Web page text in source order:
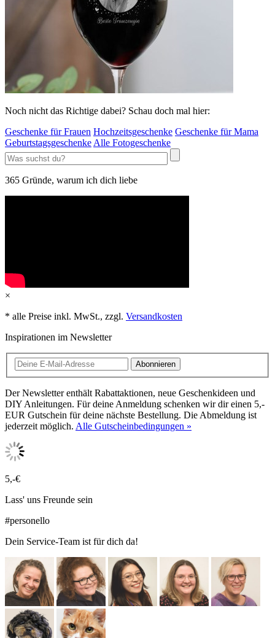
Noch nicht das Richtige dabei? Schau doch mal hier:
Geschenke für Frauen Hochzeitsgeschenke Geschenke für Mama
Geburtstagsgeschenke Alle Fotogeschenke
365 Gründe, warum ich dich liebe
×
* alle Preise inkl. MwSt., zzgl. Versandkosten
Inspirationen im Newsletter
Abonnieren
Der Newsletter enthält Rabattaktionen, neue Geschenkideen und
DIY Anleitungen. Für deine Anmeldung schenken wir dir einen 5,-
EUR Gutschein für deine nächste Bestellung. Die Abmeldung ist
jederzeit möglich. Alle Gutscheinbedingungen »
5,-€
Lass' uns Freunde sein
#personello
Dein Service-Team ist für dich da!